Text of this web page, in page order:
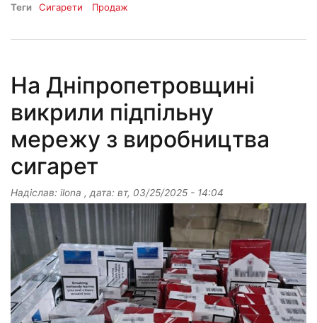
Теги Сигарети Продаж
На Дніпропетровщині
викрили підпільну
мережу з виробництва
сигарет
Надіслав: ilona , дата: вт, 03/25/2025 - 14:04